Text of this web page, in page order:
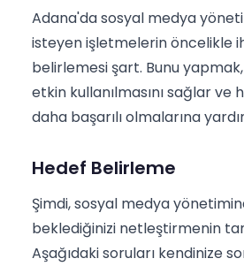
Adana'da sosyal medya
isteyen işletmelerin öncelikle
belirlemesi şart. Bunu
etkin kullanılmasını sağlar ve
daha başarılı olmalarına
Hedef Belirleme
Şimdi, sosyal medya
beklediğinizi netleştirmenin
Aşağıdaki soruları kendinize